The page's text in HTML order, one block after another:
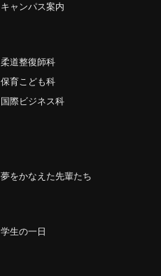
キャンパス案内
柔道整復師科
保育こども科
国際ビジネス科
夢をかなえた先輩たち
学生の一日